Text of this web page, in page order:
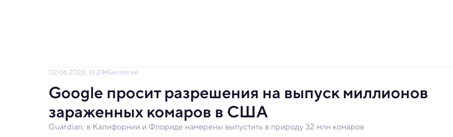
02.06.2026, 13:24 Биология
Google просит разрешения на выпуск миллионов
зараженных комаров в США
Guardian: в Калифорнии и Флориде намерены выпустить в природу 32 млн комаров